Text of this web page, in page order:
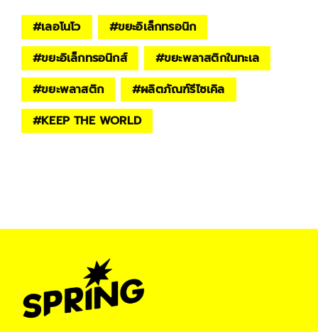
#เลอโนโว #ขยะอิเล็กทรอนิก
#ขยะอิเล็กทรอนิกส์ #ขยะพลาสติกในทะเล
#ขยะพลาสติก #ผลิตภัณฑ์รีไซเคิล
#KEEP THE WORLD